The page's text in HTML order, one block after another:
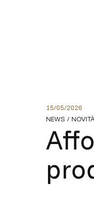
15/05/2026
NEWS /